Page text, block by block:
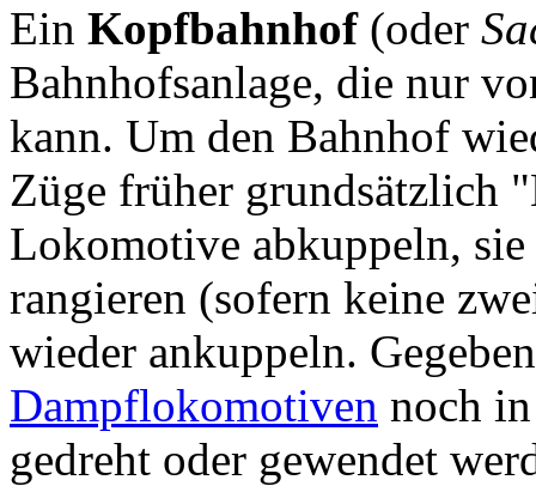
Ein Kopfbahnhof(oder
Bahnhofsanlage, die nur
kann. Um den Bahnhof
Züge früher grundsätzlich
Lokomotive abkuppeln, sie
rangieren (sofern keine
wieder ankuppeln.
Dampflokomotiven noch
gedreht oder gewendet